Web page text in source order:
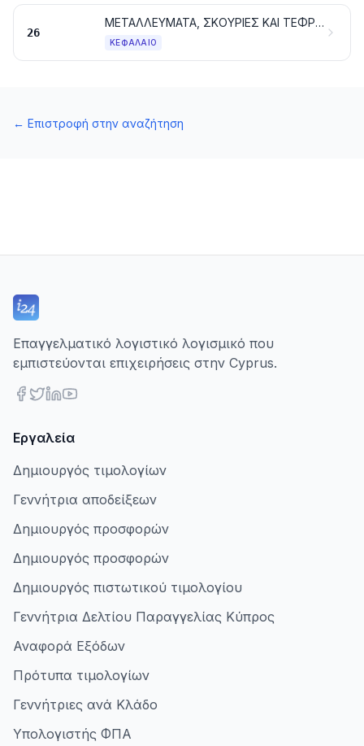
26
ΜΕΤΑΛΛΕΥΜΑΤΑ, ΣΚΟΥΡΙΕΣ ΚΑΙ ΤΕΦΡΕΣ
ΚΕΦΆΛΑΙΟ
← Επιστροφή στην αναζήτηση
Επαγγελματικό λογιστικό λογισμικό που
εμπιστεύονται επιχειρήσεις στην Cyprus.
Εργαλεία
Δημιουργός τιμολογίων
Γεννήτρια αποδείξεων
Δημιουργός προσφορών
Δημιουργός προσφορών
Δημιουργός πιστωτικού τιμολογίου
Γεννήτρια Δελτίου Παραγγελίας Κύπρος
Αναφορά Εξόδων
Πρότυπα τιμολογίων
Γεννήτριες ανά Κλάδο
Υπολογιστής ΦΠΑ